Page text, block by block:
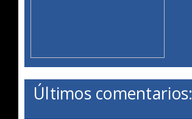
Últimos comentarios: